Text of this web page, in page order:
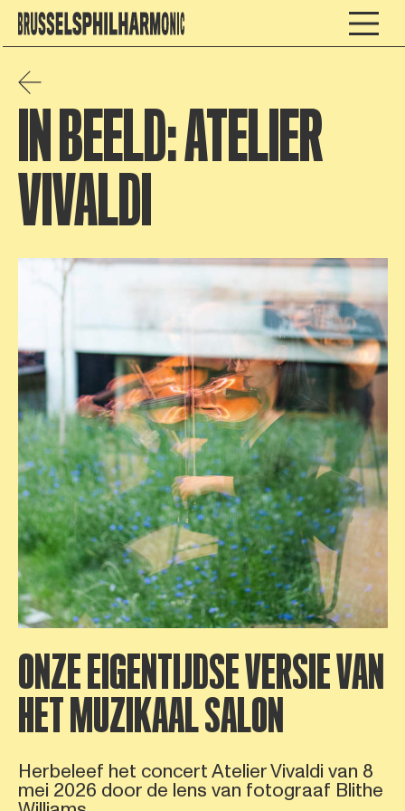
IN BEELD: ATELIER
VIVALDI
ONZE EIGENTIJDSE VERSIE VAN
HET MUZIKAAL SALON
Herbeleef het concert Atelier Vivaldi van 8
mei 2026 door de lens van fotograaf Blithe